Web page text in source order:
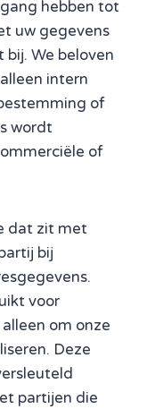
hebben tot
uw gegevens
We beloven
intern
of
wordt
of
dat zit met
bij
voor
om onze
Deze
partijen die